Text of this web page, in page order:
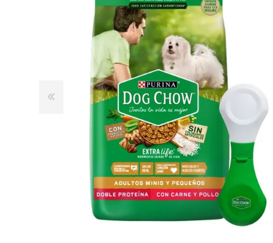
HIGIENE, PELUQUERÍA Y
CAMAS Y CASETAS
BOLSOS Y
BOLSAS PARA MATERIA
COLLARES, ARNESES Y
JUGUETES
COMEDEROS Y
ROPA
CAMAS